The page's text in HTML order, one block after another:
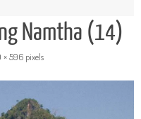
Namtha (14)
596pixels